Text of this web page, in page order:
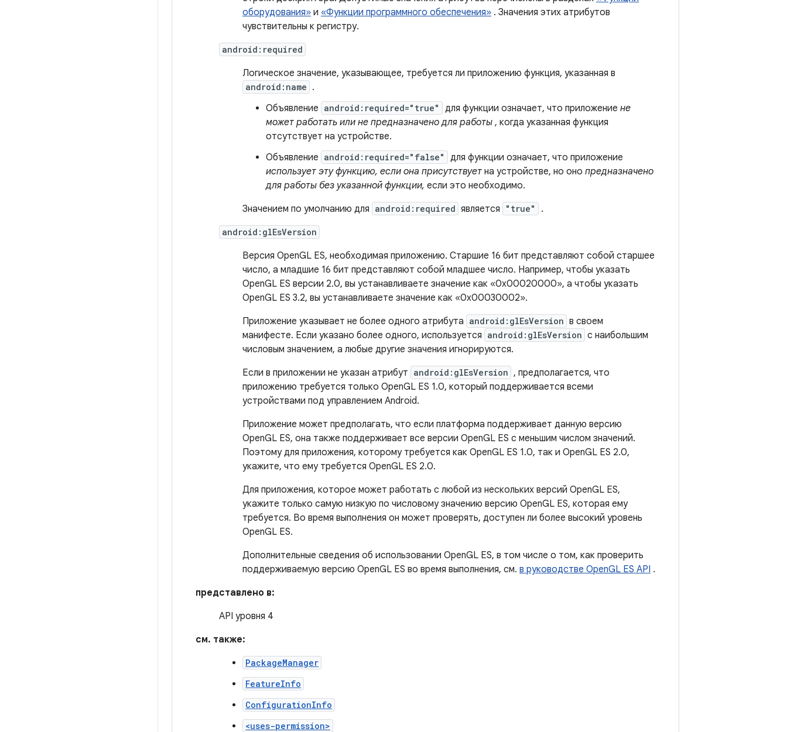
оборудования» и «Функции программного обеспечения» . Значения этих атрибутов
чувствительны к регистру.
android:required
Логическое значение, указывающее, требуется ли приложению функция, указанная в
android:name .
Объявление android:required="true" для функции означает, что приложение не
может работать или не предназначено для работы , когда указанная функция
отсутствует на устройстве.
Объявление android:required="false"
для функции означает, что приложение
использует эту функцию, если она присутствует на устройстве, но оно предназначено
для работы без указанной функции, если это необходимо.
Значением по умолчанию для android:required является "true" .
android:glEsVersion
Версия OpenGL ES, необходимая приложению. Старшие 16 бит представляют собой старшее
число, а младшие 16 бит представляют собой младшее число. Например, чтобы указать
OpenGL ES версии 2.0, вы устанавливаете значение как «0x00020000», а чтобы указать
OpenGL ES 3.2, вы устанавливаете значение как «0x00030002».
Приложение указывает не более одного атрибута android:glEsVersion в своем
манифесте. Если указано более одного, используется android:glEsVersion с наибольшим
числовым значением, а любые другие значения игнорируются.
Если в приложении не указан атрибут android:glEsVersion , предполагается, что
приложению требуется только OpenGL ES 1.0, который поддерживается всеми
устройствами под управлением Android.
Приложение может предполагать, что если платформа поддерживает данную версию
OpenGL ES, она также поддерживает все версии OpenGL ES с меньшим числом значений.
Поэтому для приложения, которому требуется как OpenGL ES 1.0, так и OpenGL ES 2.0,
укажите, что ему требуется OpenGL ES 2.0.
Для приложения, которое может работать с любой из нескольких версий OpenGL ES,
укажите только самую низкую по числовому значению версию OpenGL ES, которая ему
требуется. Во время выполнения он может проверять, доступен ли более высокий уровень
OpenGL ES.
Дополнительные сведения об использовании OpenGL ES, в том числе о том, как проверить
поддерживаемую версию OpenGL ES во время выполнения, см. в руководстве OpenGL ES API .
представлено в:
API уровня 4
см. также:
PackageManager
FeatureInfo
ConfigurationInfo
<uses-permission>